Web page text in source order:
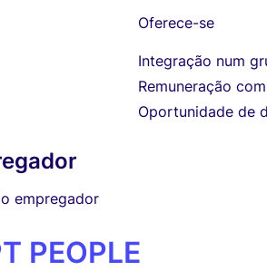
Oferece-se
Integração num
Remuneração
Oportunidade de
empregador
PEOPLE